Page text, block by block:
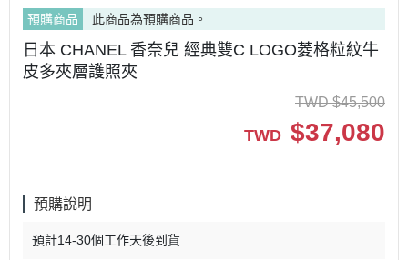
預購商品
此商品為預購商品。
日本 CHANEL 香奈兒 經典雙C LOGO菱格粒紋牛
皮多夾層護照夾
TWD $45,500
TWD $37,080
預購說明
預計14-30個工作天後到貨